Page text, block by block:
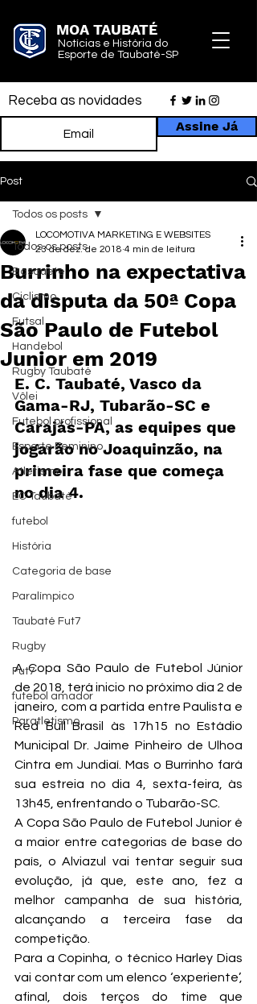
MOA TAUBATÉ
Notícias e História do
Esporte de Taubaté-SP
Receba as novidades
Assine Já
Post
Todos os posts
Basquete
Ciclismo
Futsal
Handebol
Rugby Taubaté
Vôlei
Futebol profissional
Esporte Feminino
Atletismo
EC Taubaté
futebol
História
Categoria de base
Paralímpico
Taubaté Fut7
Rugby
Fut7
futebol amador
Paratletismo
Todos os posts
Burrinho na expectativa
da disputa da 50ª Copa
São Paulo de Futebol
Junior em 2019
LOCOMOTIVA MARKETING E WEBSITES
23 de dez. de 2018 4 min de leitura
E. C. Taubaté, Vasco da
Gama-RJ, Tubarão-SC e
Carajás-PA, as equipes que
jogarão no Joaquinzão, na
primeira fase que começa
no dia 4.
A Copa São Paulo de Futebol Júnior
de 2018, terá inicio no próximo dia 2 de
janeiro, com a partida entre Paulista e
Red Bull Brasil às 17h15 no Estádio
Municipal Dr. Jaime Pinheiro de Ulhoa
Cintra em Jundiaí. Mas o Burrinho fará
sua estreia no dia 4, sexta-feira, às
13h45, enfrentando o Tubarão-SC.
A Copa São Paulo de Futebol Junior é
a maior entre categorias de base do
país, o Alviazul vai tentar seguir sua
evolução, já que, este ano, fez a
melhor campanha de sua história,
alcançando a terceira fase da
competição.
Para a Copinha, o técnico Harley Dias
vai contar com um elenco ‘experiente’,
afinal, dois terços do time que